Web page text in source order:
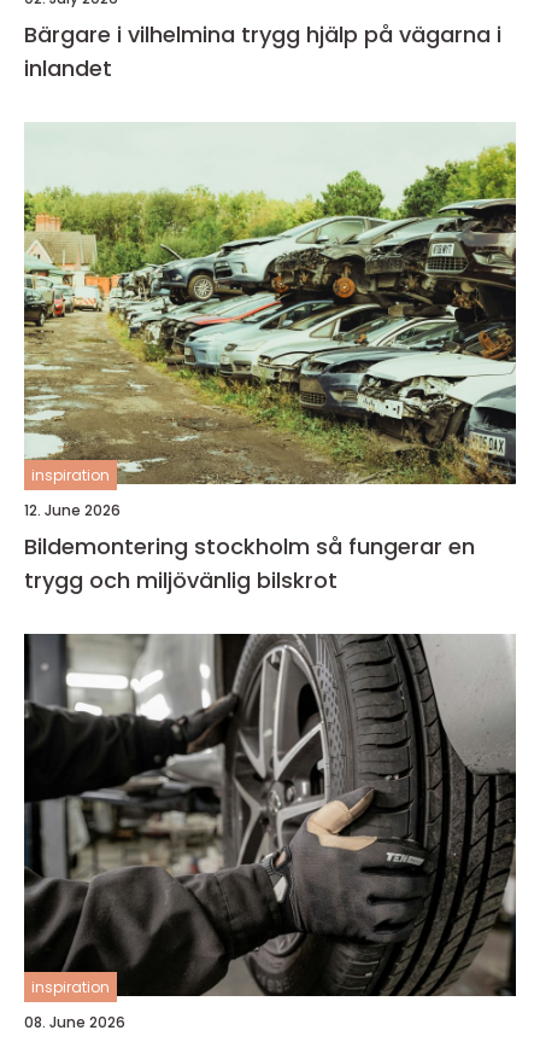
Bärgare i vilhelmina trygg hjälp på vägarna i
inlandet
inspiration
12. June 2026
Bildemontering stockholm så fungerar en
trygg och miljövänlig bilskrot
inspiration
08. June 2026